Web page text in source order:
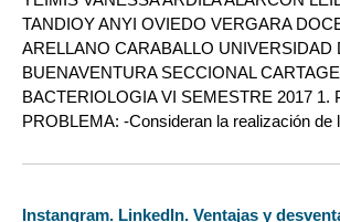
TANDIOY ANYI OVIEDO VERGARA
ARELLANO CARABALLO UNIVERSIDAD
BUENAVENTURA SECCIONAL
BACTERIOLOGIA VI SEMESTRE 2017 1.
PROBLEMA: -Consideran la realización de
Instangram. Linkedln. Ventajas y